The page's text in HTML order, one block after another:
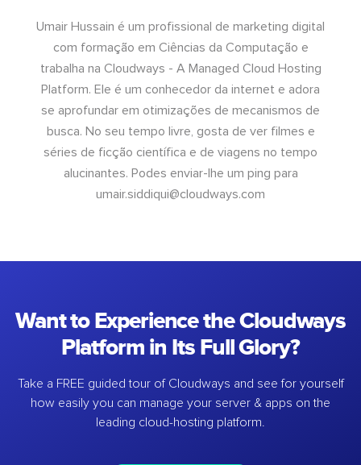
Umair Hussain é um profissional de marketing digital
com formação em Ciências da Computação e
trabalha na Cloudways - A Managed Cloud Hosting
Platform. Ele é um conhecedor da internet e adora
se aprofundar em otimizações de mecanismos de
busca. No seu tempo livre, gosta de ver filmes e
séries de ficção científica e de viagens no tempo
alucinantes. Podes enviar-lhe um ping para
umair.siddiqui@cloudways.com
Want to Experience the Cloudways
Platform in Its Full Glory?
Take a FREE guided tour of Cloudways and see for yourself
how easily you can manage your server & apps on the
leading cloud-hosting platform.